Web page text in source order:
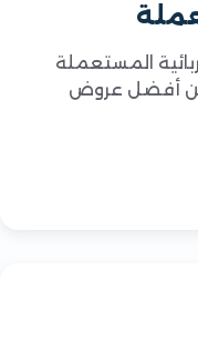
المستعملة
أفضل عروض